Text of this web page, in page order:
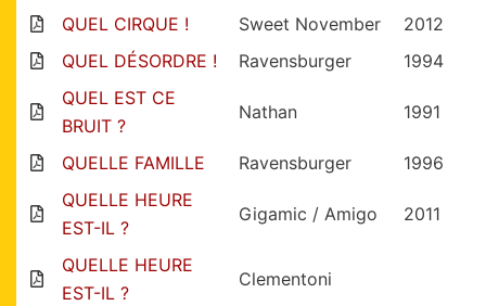
QUEL CIRQUE ! Sweet November
2012
QUEL DÉSORDRE !
Ravensburger
1994
QUEL EST CE
BRUIT ?
Nathan 1991
QUELLE FAMILLE Ravensburger
1996
QUELLE HEURE
EST-IL ?
Gigamic / Amigo 2011
QUELLE HEURE
EST-IL ?
Clementoni